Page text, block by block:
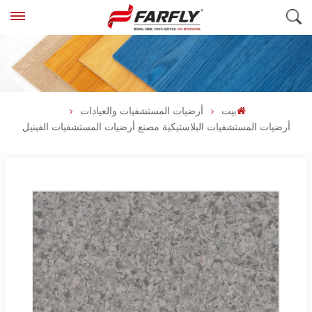
بيت
أرضيات المستشفيات والعيادات
أرضيات المستشفيات البلاستيكية مصنع أرضيات المستشفيات الفينيل